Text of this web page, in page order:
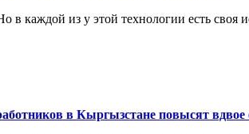
каждой из у этой технологии есть своя
в Кыргызстане повысят вдвое